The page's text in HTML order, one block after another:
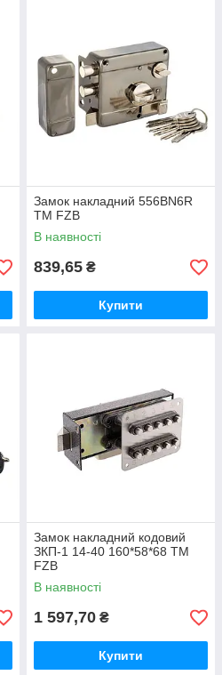
Замок накладний 556BN6R
ТМ FZB
В наявності
839,65 ₴
Купити
Замок накладний кодовий
ЗКП-1 14-40 160*58*68 ТМ
FZB
В наявності
1 597,70 ₴
Купити